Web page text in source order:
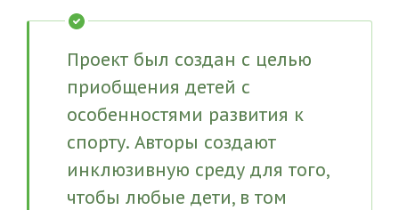
Проект был создан с целью
приобщения детей с
особенностями развития к
спорту. Авторы создают
инклюзивную среду для того,
чтобы любые дети, в том